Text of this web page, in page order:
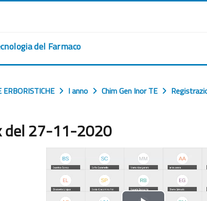
del Farmaco
ERBORISTICHE I anno Chim Gen Inor TE
del 27-11-2020